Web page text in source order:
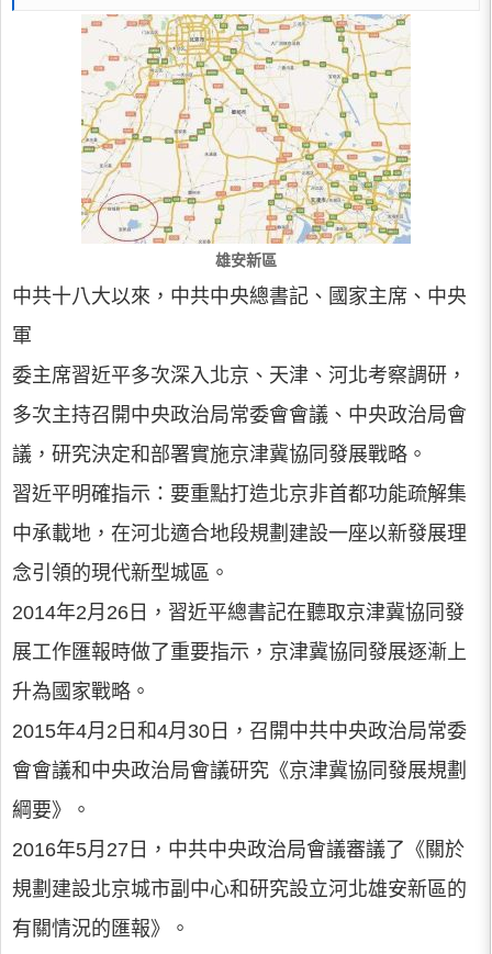
雄安新區
中共十八大以來，中共中央總書記、國家主席、中央
軍
委主席習近平多次深入北京、天津、河北考察調研，
多次主持召開中央政治局常委會會議、中央政治局會
議，研究決定和部署實施京津冀協同發展戰略。
習近平明確指示：要重點打造北京非首都功能疏解集
中承載地，在河北適合地段規劃建設一座以新發展理
念引領的現代新型城區。
2014年2月26日，習近平總書記在聽取京津冀協同發
展工作匯報時做了重要指示，京津冀協同發展逐漸上
升為國家戰略。
2015年4月2日和4月30日，召開中共中央政治局常委
會會議和中央政治局會議研究《京津冀協同發展規劃
綱要》。
2016年5月27日，中共中央政治局會議審議了《關於
規劃建設北京城市副中心和研究設立河北雄安新區的
有關情況的匯報》。